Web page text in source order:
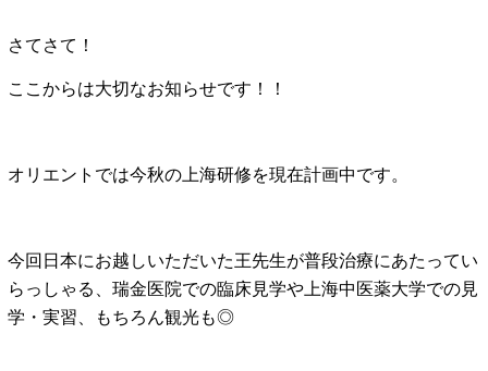
さてさて！
ここからは大切なお知らせです！！
オリエントでは今秋の上海研修を現在計画中です。
今回日本にお越しいただいた王先生が普段治療にあたってい
らっしゃる、瑞金医院での臨床見学や上海中医薬大学での見
学・実習、もちろん観光も◎